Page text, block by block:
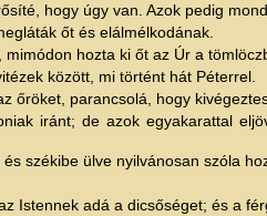
hogy úgy van. Azok pedig
őt és elálmélkodának.
hozta ki őt az Úr a
között, mi történt hát Péterrel.
őröket, parancsolá, hogy
iránt; de azok egyakarattal
székibe ülve nyilvánosan szóla
Istennek adá a dicsőséget; és a